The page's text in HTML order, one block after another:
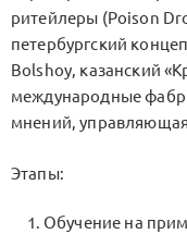
ритейлеры (Poison
петербургский
Bolshoy, казанский
международные
мнений,
Этапы:
Обучение на